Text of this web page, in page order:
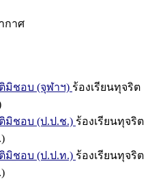
กาศ
มิชอบ (จุฬาฯ) ร้องเรียนทุจริต
มิชอบ (ป.ป.ช.) ร้องเรียนทุจริต
มิชอบ (ป.ป.ท.) ร้องเรียนทุจริต